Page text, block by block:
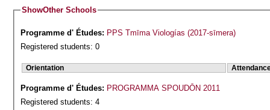
ShowOther Schools
Programme d' Études: PPS Tmīma Viologías (2017-sīmera)
Registered students: 0
Orientation
Programme d' Études: PROGRAMMA SPOUDŌN 2011
Registered students: 4